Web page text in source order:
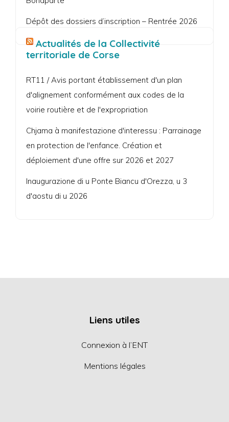
Dépôt des dossiers d’inscription – Rentrée 2026
Actualités de la Collectivité
territoriale de Corse
RT11 / Avis portant établissement d'un plan
d'alignement conformément aux codes de la
voirie routière et de l'expropriation
Chjama à manifestazione d'interessu : Parrainage
en protection de l'enfance. Création et
déploiement d'une offre sur 2026 et 2027
Inaugurazione di u Ponte Biancu d'Orezza, u 3
d'aostu di u 2026
Liens utiles
Connexion à l’ENT
Mentions légales